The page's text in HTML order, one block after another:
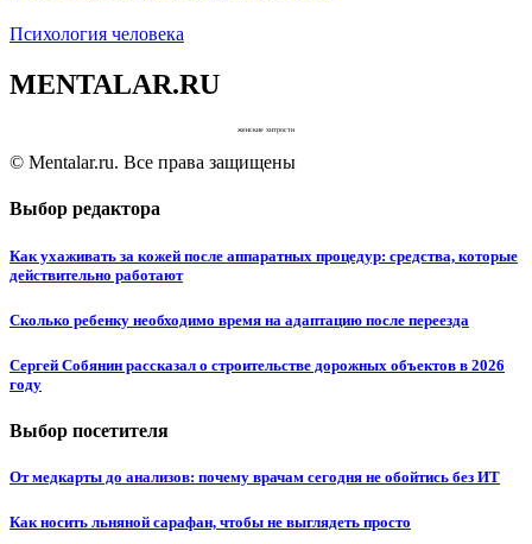
Психология человека
MENTALAR.RU
женские хитрости
© Mentalar.ru. Все права защищены
Выбор редактора
Как ухаживать за кожей после аппаратных процедур: средства, которые
действительно работают
Сколько ребенку необходимо время на адаптацию после переезда
Сергей Собянин рассказал о строительстве дорожных объектов в 2026
году
Выбор посетителя
От медкарты до анализов: почему врачам сегодня не обойтись без ИТ
Как носить льняной сарафан, чтобы не выглядеть просто